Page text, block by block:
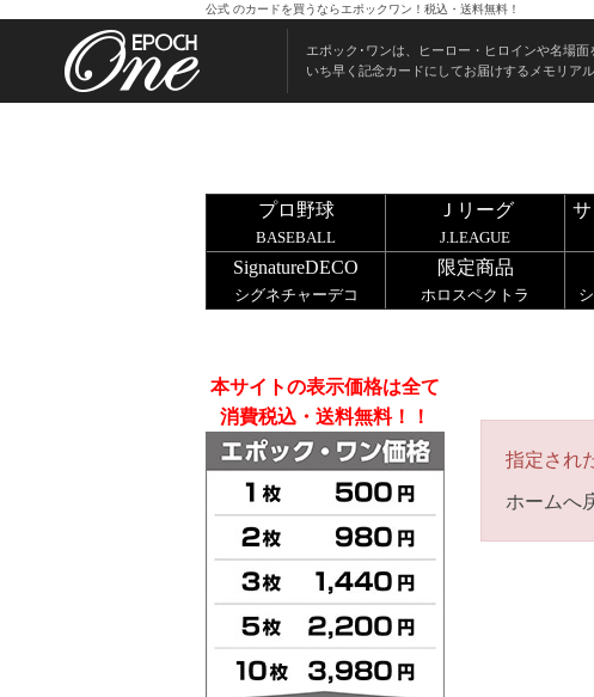
公式 のカードを買うならエポックワン！税込・送料無料！
エポック･ワンは、ヒーロー・ヒロインや名場面
いち早く記念カードにしてお届けするメモリア
プロ野球
BASEBALL
Ｊリーグ
J.LEAGUE
SignatureDECO
シグネチャーデコ
限定商品
ホロスペクトラ
本サイトの表示価格は全て
消費税込・送料無料！！
指定され
ホームへ